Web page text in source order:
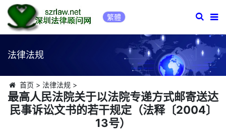
繁體
法律法规
首页 > 法律法规 >
最高人民法院关于以法院专递方式邮寄送达
民事诉讼文书的若干规定（法释〔2004〕
13号）